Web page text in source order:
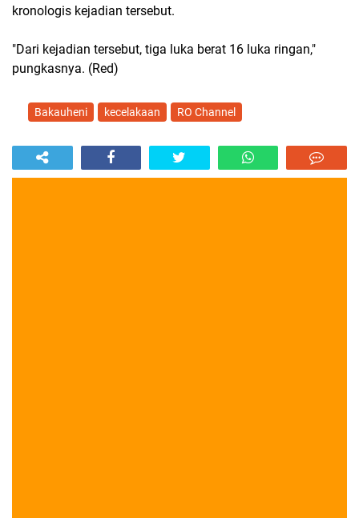
kronologis kejadian tersebut.
"Dari kejadian tersebut, tiga luka berat 16 luka ringan,"
pungkasnya. (Red)
Bakauheni kecelakaan RO Channel